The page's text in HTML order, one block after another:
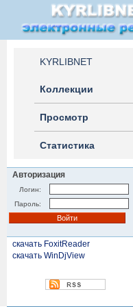
KYRLIBNET
Коллекции
Просмотр
Статистика
Авторизация
Логин:
Пароль:
скачать FoxitReader
скачать WinDjView